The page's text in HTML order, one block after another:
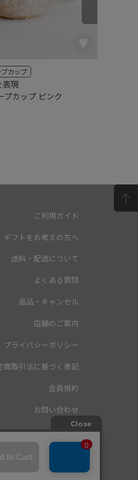
プカップ ピンク
カップ
表現
ご利用ガイド
ギフトをお考えの方へ
送料・配送について
よくある質問
返品・キャンセル
店舗のご案内
プライバシーポリシー
商取引法に基づく表記
会員規約
お問い合わせ